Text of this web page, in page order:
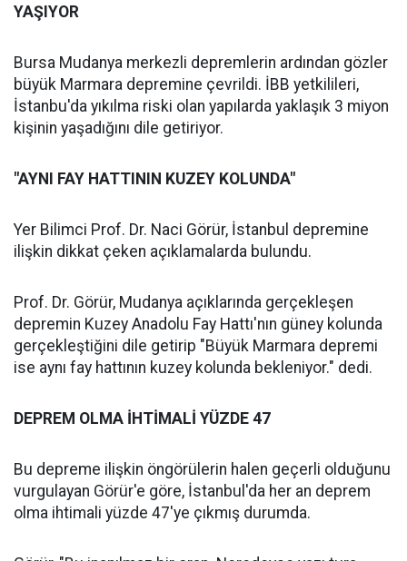
YAŞIYOR
Bursa Mudanya merkezli depremlerin ardından gözler
büyük Marmara depremine çevrildi. İBB yetkilileri,
İstanbu'da yıkılma riski olan yapılarda yaklaşık 3 miyon
kişinin yaşadığını dile getiriyor.
"AYNI FAY HATTININ KUZEY KOLUNDA"
Yer Bilimci Prof. Dr. Naci Görür, İstanbul depremine
ilişkin dikkat çeken açıklamalarda bulundu.
Prof. Dr. Görür, Mudanya açıklarında gerçekleşen
depremin Kuzey Anadolu Fay Hattı'nın güney kolunda
gerçekleştiğini dile getirip "Büyük Marmara depremi
ise aynı fay hattının kuzey kolunda bekleniyor." dedi.
DEPREM OLMA İHTİMALİ YÜZDE 47
Bu depreme ilişkin öngörülerin halen geçerli olduğunu
vurgulayan Görür'e göre, İstanbul'da her an deprem
olma ihtimali yüzde 47'ye çıkmış durumda.